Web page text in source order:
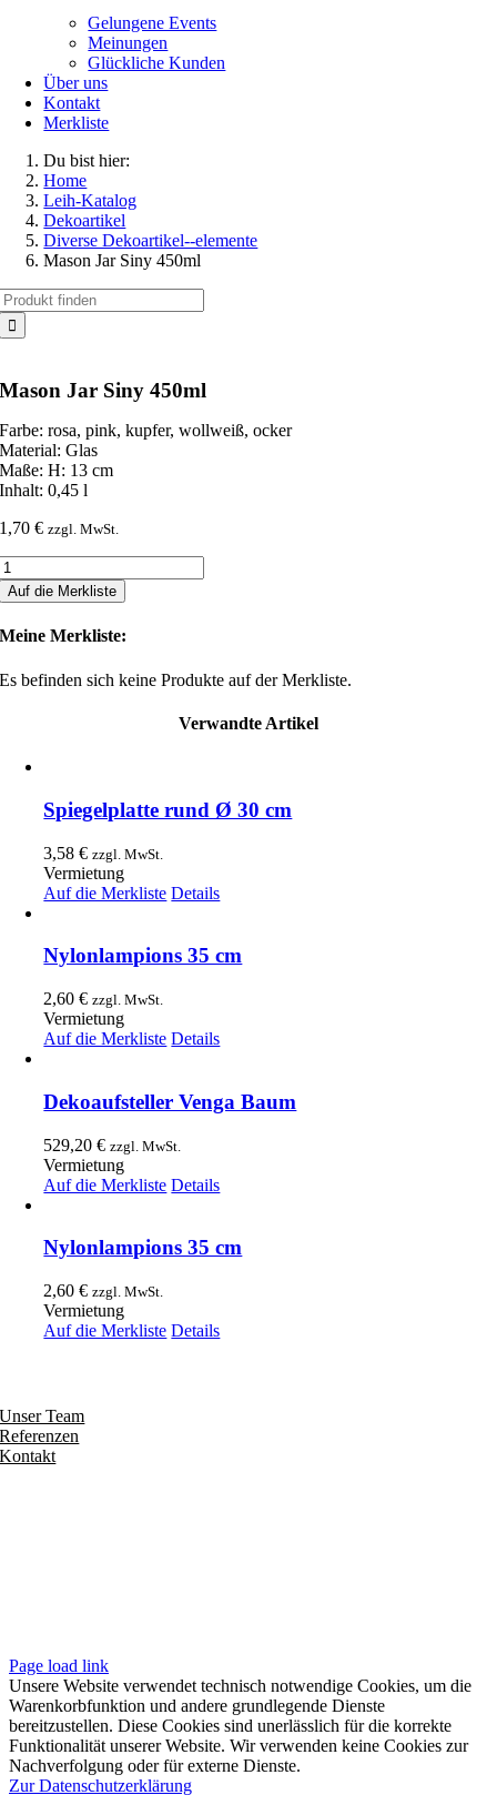
Gelungene Events
Meinungen
Glückliche Kunden
Über uns
Kontakt
Merkliste
Du bist hier:
Home
Leih-Katalog
Dekoartikel
Diverse Dekoartikel--elemente
Mason Jar Siny 450ml
Mason Jar Siny 450ml
Farbe: rosa, pink, kupfer, wollweiß, ocker
Material: Glas
Maße: H: 13 cm
Inhalt: 0,45 l
1,70€ zzgl. MwSt.
Auf die Merkliste
Meine Merkliste:
Es befinden sich keine Produkte auf der Merkliste.
Verwandte Artikel
Spiegelplatte rund Ø 30 cm
3,58€ zzgl. MwSt.
Vermietung
Auf die Merkliste Details
Nylonlampions 35 cm
2,60€ zzgl. MwSt.
Vermietung
Auf die Merkliste Details
Dekoaufsteller Venga Baum
529,20€ zzgl. MwSt.
Vermietung
Auf die Merkliste Details
Nylonlampions 35 cm
2,60€ zzgl. MwSt.
Vermietung
Auf die Merkliste Details
Unser Team
Referenzen
Kontakt
Page load link
Unsere Website verwendet technisch notwendige Cookies, um die
Warenkorbfunktion und andere grundlegende Dienste
bereitzustellen. Diese Cookies sind unerlässlich für die korrekte
Funktionalität unserer Website. Wir verwenden keine Cookies zur
Nachverfolgung oder für externe Dienste.
Zur Datenschutzerklärung